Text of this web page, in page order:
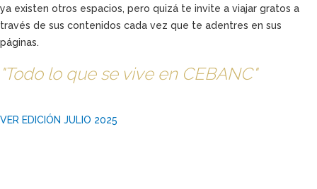
ya existen otros espacios, pero quizá te invite a viajar gratos a
través de sus contenidos cada vez que te adentres en sus
páginas.
"Todo lo que se vive en CEBANC"
VER EDICIÓN JULIO 2025